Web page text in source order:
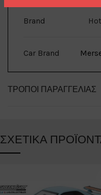
Brand
Car Brand
ΤΡΌΠΟΙ ΠΑΡΑΓΓΕΛΊΑΣ
ΣΧΕΤΙΚΆ